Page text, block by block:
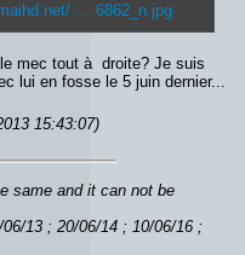
… 6862_n.jpg
mec tout à droite? Je suis
lui en fosse le 5 juin dernier...
15:43:07)
same and it can not be
13 ; 20/06/14 ; 10/06/16 ;